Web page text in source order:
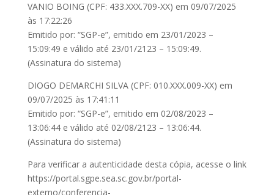
VANIO BOING (CPF: 433.XXX.709-XX) em 09/07/2025
às 17:22:26
Emitido por: “SGP-e”, emitido em 23/01/2023 –
15:09:49 e válido até 23/01/2123 – 15:09:49.
(Assinatura do sistema)
DIOGO DEMARCHI SILVA (CPF: 010.XXX.009-XX) em
09/07/2025 às 17:41:11
Emitido por: “SGP-e”, emitido em 02/08/2023 –
13:06:44 e válido até 02/08/2123 – 13:06:44.
(Assinatura do sistema)
Para verificar a autenticidade desta cópia, acesse o link
https://portal.sgpe.sea.sc.gov.br/portal-
externo/conferencia-